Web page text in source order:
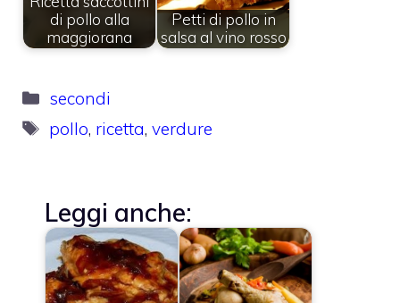
di pollo alla
maggiorana
Petti di pollo in
salsa al vino rosso
Categorie
secondi
Tag
pollo, ricetta,verdure
Leggi anche: